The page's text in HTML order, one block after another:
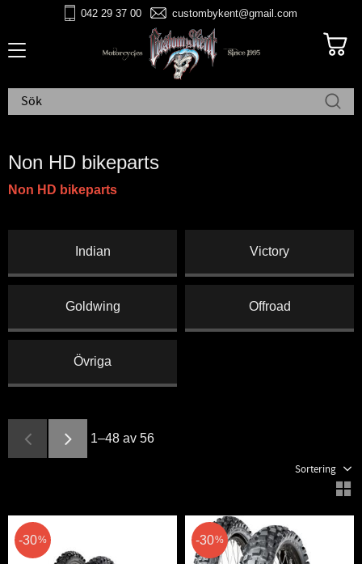
042 29 37 00 custombykent@gmail.com
Non HD bikeparts
Non HD bikeparts
Indian Victory
Goldwing Offroad
Övriga
1–48 av 56
Välj sortering
30% 30%